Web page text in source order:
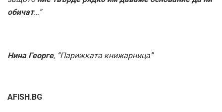
обичат…”
Нина Георге, “Парижката книжарница”
AFISH.BG